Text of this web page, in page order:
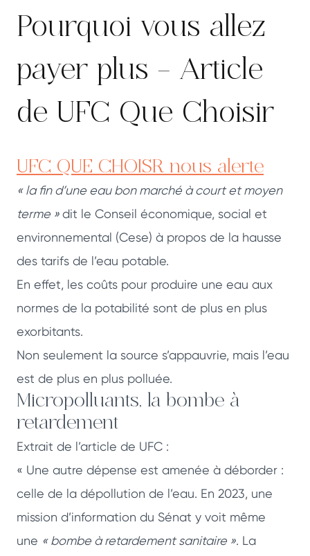
Pourquoi vous allez
payer plus – Article
de UFC Que Choisir
UFC QUE CHOISR nous alerte
« la fin d’une eau bon marché à court et moyen
terme »dit le Conseil économique, social et
environnemental (Cese) à propos de la hausse
des tarifs de l’eau potable.
En effet, les coûts pour produire une eau aux
normes de la potabilité sont de plus en plus
exorbitants.
Non seulement la source s’appauvrie, mais l’eau
est de plus en plus polluée.
Micropolluants, la bombe à
retardement
Extrait de l’article de UFC :
« Une autre dépense est amenée à déborder :
celle de la dépollution de l’eau. En 2023, une
mission d’information du Sénat y voit même
une « bombe à retardement sanitaire ». La